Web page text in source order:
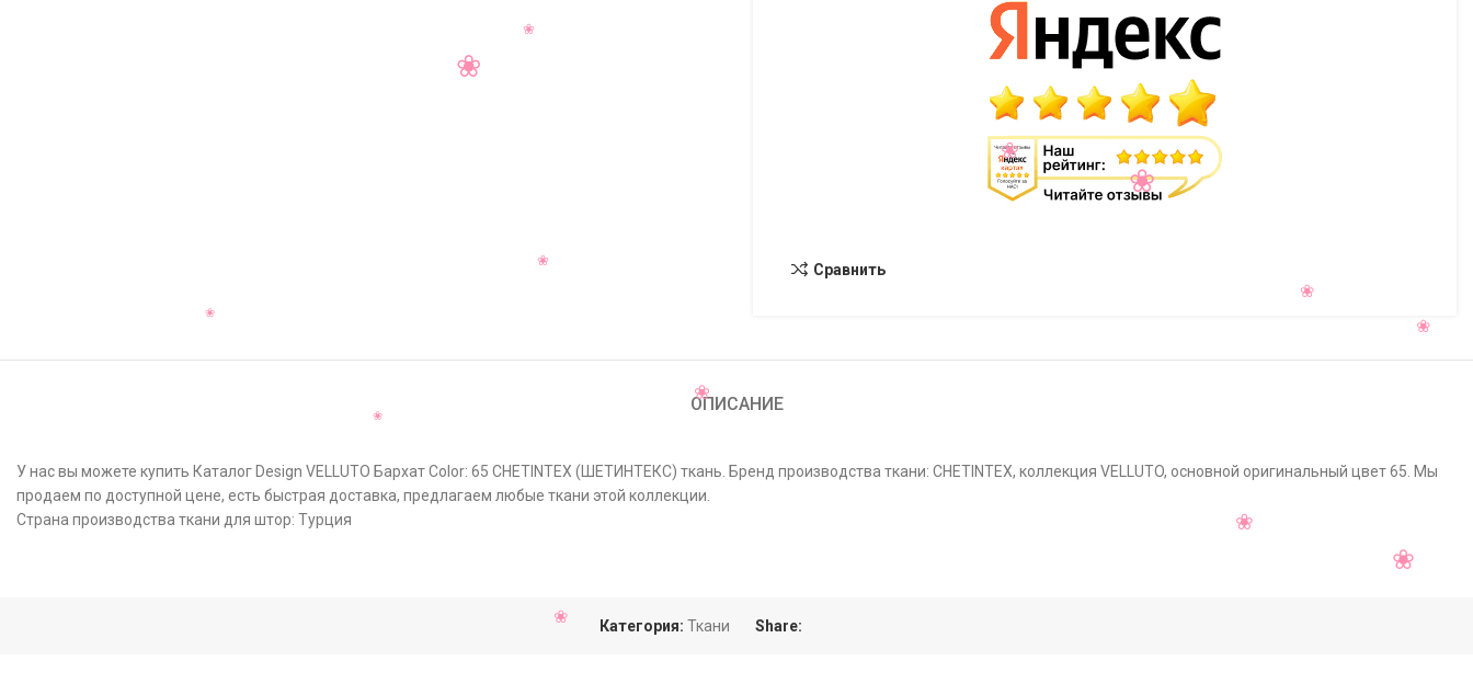
Сравнить
ОПИСАНИЕ
У нас вы можете купить Каталог Design VELLUTO Бархат Color: 65 CHETINTEX (ШЕТИНТЕКС) ткань. Бренд производства ткани: CHETINTEX, коллекция VELLUTO, основной оригинальный цвет 65. Мы
продаем по доступной цене, есть быстрая доставка, предлагаем любые ткани этой коллекции.
Страна производства ткани для штор: Турция
Категория: Ткани Share: